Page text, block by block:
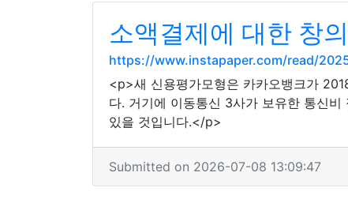
소액결제에 대한 창
https://www.instapaper.com/read/
<p>새 신용평가모형은 카카오뱅크가
다. 거기에 이동통신 3사가 보유한 통신
있을 것입니다.</p>
Submitted on 2026-07-08 13:09:47